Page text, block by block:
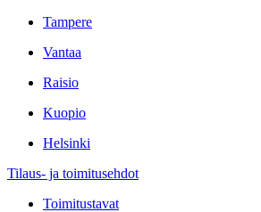
Tampere
Vantaa
Raisio
Kuopio
Helsinki
Tilaus- ja toimitusehdot
Toimitustavat